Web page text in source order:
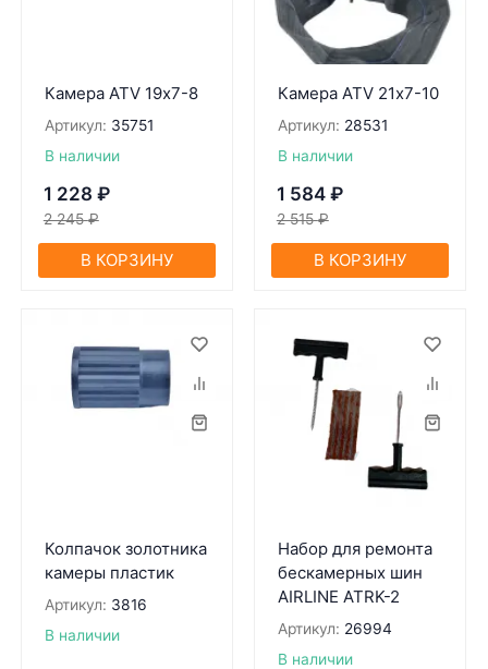
Камера ATV 19х7-8
Артикул: 35751
В наличии
1 228 ₽
2 245 ₽
В КОРЗИНУ
Камера ATV 21х7-10
Артикул: 28531
В наличии
1 584 ₽
2 515 ₽
В КОРЗИНУ
Колпачок золотника
камеры пластик
Артикул: 3816
В наличии
Набор для ремонта
бескамерных шин
AIRLINE ATRK-2
Артикул: 26994
В наличии